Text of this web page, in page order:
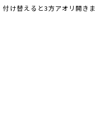
付け替えると3方アオリ開きま